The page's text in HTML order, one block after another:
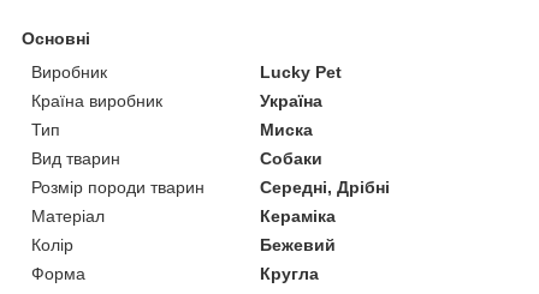
Основні
Виробник
Lucky Pet
Країна виробник
Україна
Тип
Миска
Вид тварин
Собаки
Розмір породи тварин
Середні, Дрібні
Матеріал
Кераміка
Колір
Бежевий
Форма
Кругла